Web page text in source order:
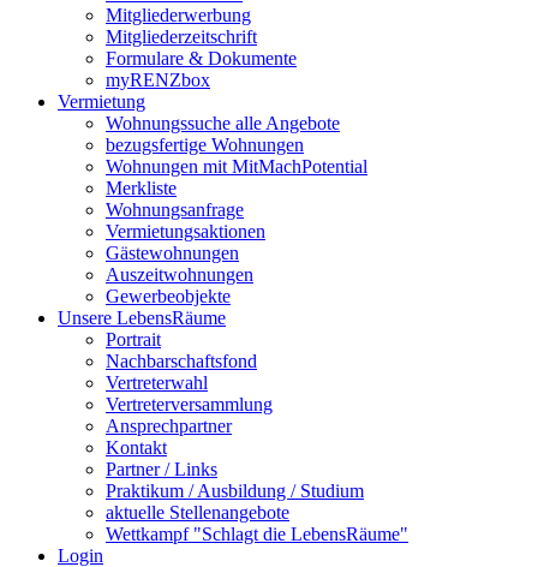
Mitgliederwerbung
Mitgliederzeitschrift
Formulare & Dokumente
myRENZbox
Vermietung
Wohnungssuche alle Angebote
bezugsfertige Wohnungen
Wohnungen mit MitMachPotential
Merkliste
Wohnungsanfrage
Vermietungsaktionen
Gästewohnungen
Auszeitwohnungen
Gewerbeobjekte
Unsere LebensRäume
Portrait
Nachbarschaftsfond
Vertreterwahl
Vertreterversammlung
Ansprechpartner
Kontakt
Partner / Links
Praktikum / Ausbildung / Studium
aktuelle Stellenangebote
Wettkampf "Schlagt die LebensRäume"
Login